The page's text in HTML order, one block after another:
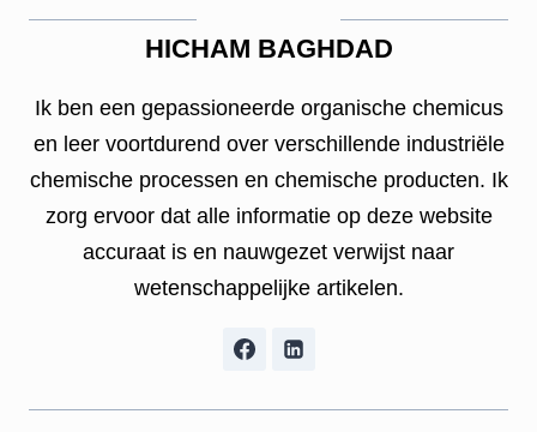
HICHAM BAGHDAD
Ik ben een gepassioneerde organische chemicus
en leer voortdurend over verschillende industriële
chemische processen en chemische producten. Ik
zorg ervoor dat alle informatie op deze website
accuraat is en nauwgezet verwijst naar
wetenschappelijke artikelen.